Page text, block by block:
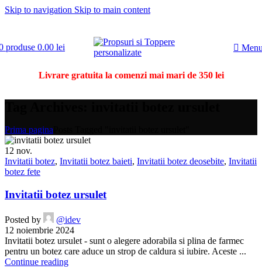
Skip to navigation Skip to main content
produse 0.00 lei
Livrare gratuita la comenzi mai mari de 350 lei
Prima pagina
12 nov.
Invitatii botez, Invitatii botez baieti, Invitatii botez deosebite, Invitatii
botez fete
Invitatii botez ursulet
Posted by
@idev
12 noiembrie 2024
Invitatii botez ursulet - sunt o alegere adorabila si plina de farmec
pentru un botez care aduce un strop de caldura si iubire. Aceste ...
Continue reading